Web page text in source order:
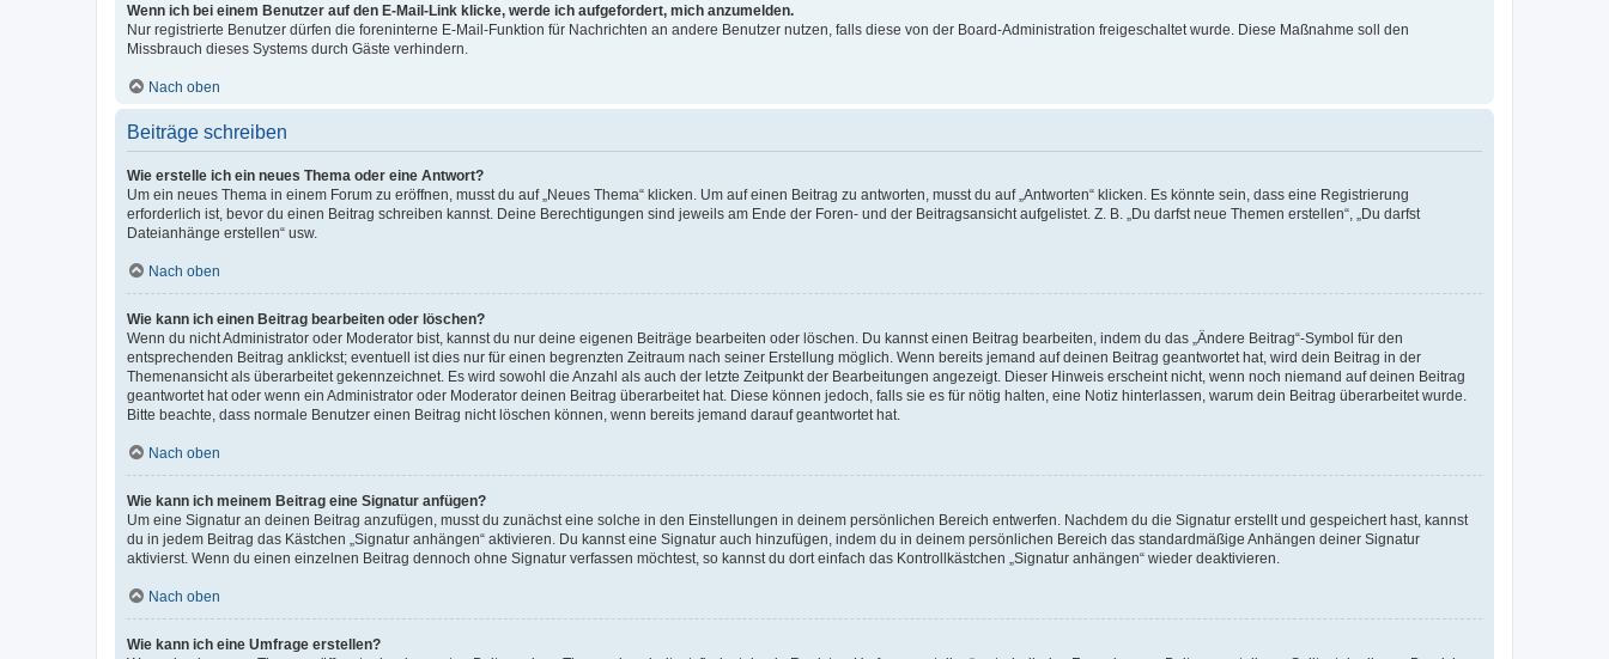
Wenn ich bei einem Benutzer auf den E-Mail-Link klicke, werde ich aufgefordert, mich anzumelden.
Nur registrierte Benutzer dürfen die foreninterne E-Mail-Funktion für Nachrichten an andere Benutzer nutzen, falls diese von der Board-Administration freigeschaltet wurde. Diese Maßnahme soll den
Missbrauch dieses Systems durch Gäste verhindern.
Nach oben
Beiträge schreiben
Wie erstelle ich ein neues Thema oder eine Antwort?
Um ein neues Thema in einem Forum zu eröffnen, musst du auf „Neues Thema“ klicken. Um auf einen Beitrag zu antworten, musst du auf „Antworten“ klicken. Es könnte sein, dass eine Registrierung
erforderlich ist, bevor du einen Beitrag schreiben kannst. Deine Berechtigungen sind jeweils am Ende der Foren- und der Beitragsansicht aufgelistet. Z. B. „Du darfst neue Themen erstellen“, „Du darfst
Dateianhänge erstellen“ usw.
Nach oben
Wie kann ich einen Beitrag bearbeiten oder löschen?
Wenn du nicht Administrator oder Moderator bist, kannst du nur deine eigenen Beiträge bearbeiten oder löschen. Du kannst einen Beitrag bearbeiten, indem du das „Ändere Beitrag“-Symbol für den
entsprechenden Beitrag anklickst; eventuell ist dies nur für einen begrenzten Zeitraum nach seiner Erstellung möglich. Wenn bereits jemand auf deinen Beitrag geantwortet hat, wird dein Beitrag in der
Themenansicht als überarbeitet gekennzeichnet. Es wird sowohl die Anzahl als auch der letzte Zeitpunkt der Bearbeitungen angezeigt. Dieser Hinweis erscheint nicht, wenn noch niemand auf deinen Beitrag
geantwortet hat oder wenn ein Administrator oder Moderator deinen Beitrag überarbeitet hat. Diese können jedoch, falls sie es für nötig halten, eine Notiz hinterlassen, warum dein Beitrag überarbeitet wurde.
Bitte beachte, dass normale Benutzer einen Beitrag nicht löschen können, wenn bereits jemand darauf geantwortet hat.
Nach oben
Wie kann ich meinem Beitrag eine Signatur anfügen?
Um eine Signatur an deinen Beitrag anzufügen, musst du zunächst eine solche in den Einstellungen in deinem persönlichen Bereich entwerfen. Nachdem du die Signatur erstellt und gespeichert hast, kannst
du in jedem Beitrag das Kästchen „Signatur anhängen“ aktivieren. Du kannst eine Signatur auch hinzufügen, indem du in deinem persönlichen Bereich das standardmäßige Anhängen deiner Signatur
aktivierst. Wenn du einen einzelnen Beitrag dennoch ohne Signatur verfassen möchtest, so kannst du dort einfach das Kontrollkästchen „Signatur anhängen“ wieder deaktivieren.
Nach oben
Wie kann ich eine Umfrage erstellen?